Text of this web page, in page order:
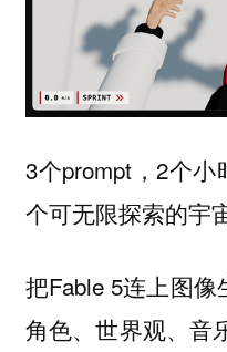
3个prompt，2个
个可无限探索的宇宙
把Fable 5连上图像
角色、世界观、音